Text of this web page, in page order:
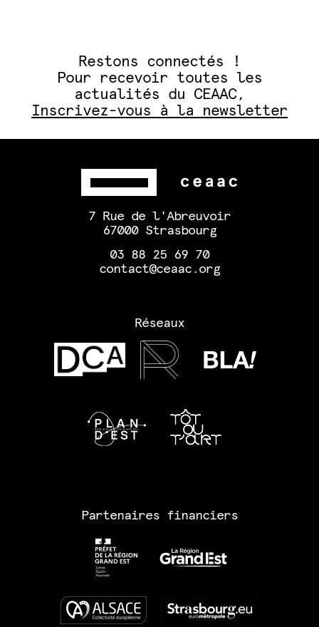
Restons connectés !
Pour recevoir toutes les
actualités du CEAAC,
Inscrivez-vous à la newsletter
7 Rue de l'Abreuvoir
67000 Strasbourg
03 88 25 69 70
contact@ceaac.org
Réseaux
Partenaires financiers